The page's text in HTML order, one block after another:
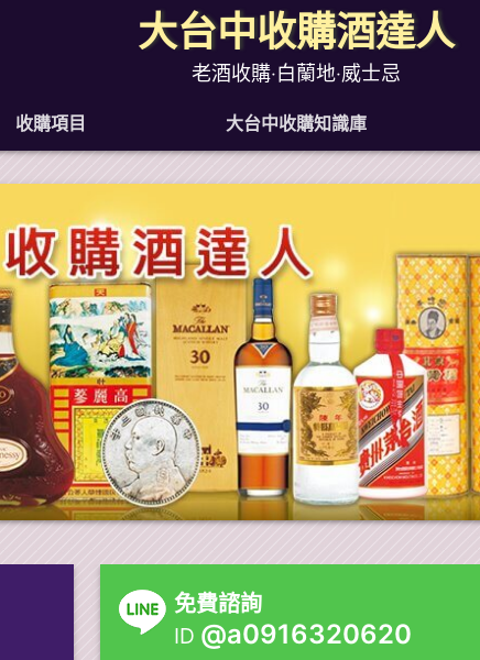
大台中收購酒達人
老酒收購‧白蘭地‧威士忌
收購項目 大台中收購知識庫
免費諮詢
ID @a0916320620